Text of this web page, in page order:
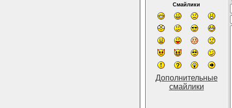
Смайлики
Дополнительные
смайлики